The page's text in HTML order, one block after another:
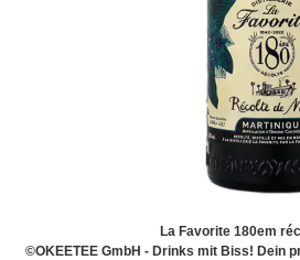
La Favorite 180em
©OKEETEE GmbH - Drinks mit Biss! Dein